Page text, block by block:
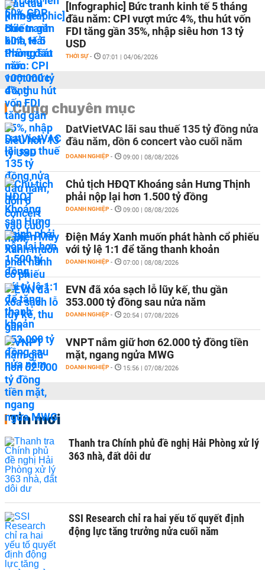
[Infographic] Bức tranh kinh tế 5 tháng
đầu năm: CPI vượt mức 4%, thu hút vốn
FDI tăng gần 35%, nhập siêu hơn 13 tỷ
USD
THỜI SỰ - 07:01 | 04/06/2026
Cùng chuyên mục
DatVietVAC lãi sau thuế 135 tỷ đồng nửa
đầu năm, dồn 6 concert vào cuối năm
DOANH NGHIỆP - 09:00 | 08/08/2026
Chủ tịch HĐQT Khoáng sản Hưng Thịnh
phải nộp lại hơn 1.500 tỷ đồng
DOANH NGHIỆP - 09:00 | 08/08/2026
Điện Máy Xanh muốn phát hành cổ phiếu
với tỷ lệ 1:1 để tăng thanh khoản
DOANH NGHIỆP - 07:00 | 08/08/2026
EVN đã xóa sạch lỗ lũy kế, thu gần
353.000 tỷ đồng sau nửa năm
DOANH NGHIỆP - 20:54 | 07/08/2026
VNPT nắm giữ hơn 62.000 tỷ đồng tiền
mặt, ngang ngửa MWG
DOANH NGHIỆP - 15:56 | 07/08/2026
Tin mới
Thanh tra Chính phủ đề nghị Hải Phòng xử lý
363 nhà, đất dôi dư
SSI Research chỉ ra hai yếu tố quyết định
động lực tăng trưởng nửa cuối năm